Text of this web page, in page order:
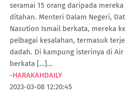
seramai 15 orang daripada
ditahan. Menteri Dalam Negeri,
Nasution Ismail berkata, mereka
pelbagai kesalahan, termasuk
dadah. Di kampung isterinya di
berkata […]...
-HARAKAHDAILY
2023-03-08 12:20:45